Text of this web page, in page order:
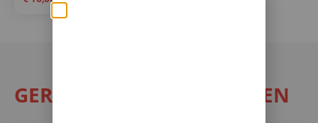
GERELATEERDE PRODUCTEN